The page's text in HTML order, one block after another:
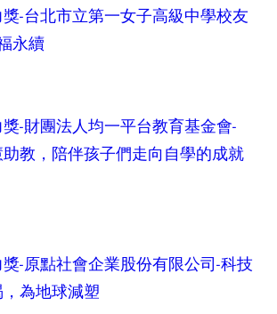
-台北市立第一女子高級中學校友
永續
-財團法人均一平台教育基金會-
助教，陪伴孩子們走向自學的成就
-原點社會企業股份有限公司-科技
為地球減塑